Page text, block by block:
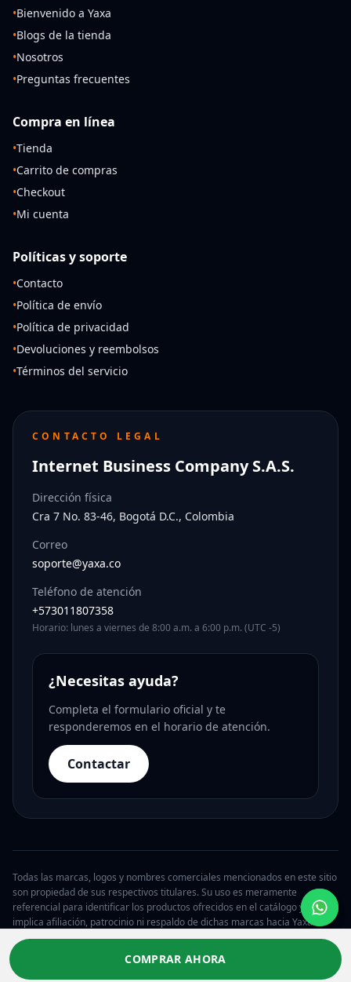
COMPRAR AHORA
•Bienvenido a Yaxa
•Blogs de la tienda
•Nosotros
•Preguntas frecuentes
Compra en línea
•Tienda
•Carrito de compras
•Checkout
•Mi cuenta
Políticas y soporte
•Contacto
•Política de envío
•Política de privacidad
•Devoluciones y reembolsos
•Términos del servicio
CONTACTO LEGAL
Internet Business Company S.A.S.
Dirección física
Cra 7 No. 83-46, Bogotá D.C., Colombia
Correo
soporte@yaxa.co
Teléfono de atención
+573011807358
Horario: lunes a viernes de 8:00 a.m. a 6:00 p.m. (UTC -5)
¿Necesitas ayuda?
Completa el formulario oficial y te
responderemos en el horario de atención.
Contactar
Todas las marcas, logos y nombres comerciales mencionados en este sitio
son propiedad de sus respectivos titulares. Su uso es meramente
referencial para identificar los productos ofrecidos en el catálogo y no
implica afiliación, patrocinio ni respaldo de dichas marcas hacia Yaxa.
© 2026 Yaxa Costa Rica. Todos los derechos reservados.